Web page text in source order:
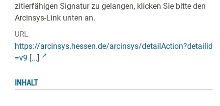
zitierfähigen Signatur zu gelangen, klicken Sie bitte den
Arcinsys-Link unten an.
URL
https://arcinsys.hessen.de/arcinsys/detailAction?detailid
=v9 [...]
INHALT